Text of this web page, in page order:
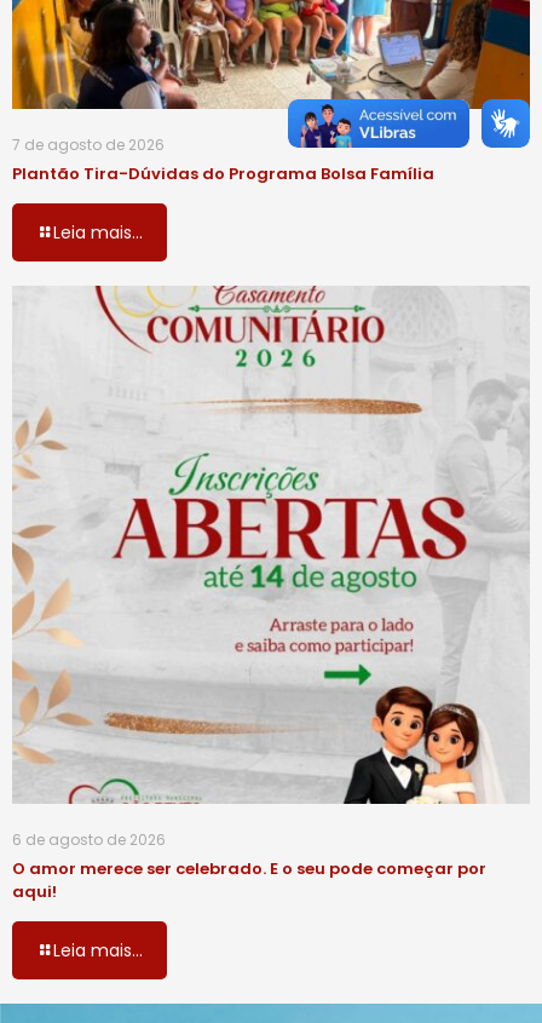
7 de agosto de 2026
Plantão Tira-Dúvidas do Programa Bolsa Família
Leia mais...
6 de agosto de 2026
O amor merece ser celebrado. E o seu pode começar por
aqui!
Leia mais...